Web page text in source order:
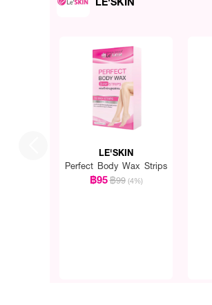
LE'SKIN
Perfect Body Wax Strips
฿95฿99 (4%)